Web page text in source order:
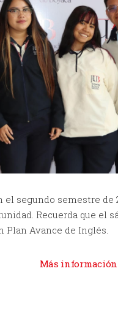
el segundo semestre
Recuerda que el
Plan Avance de Inglés.
Más